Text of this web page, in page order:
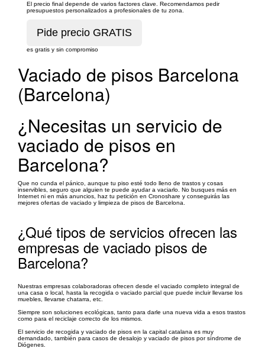
El precio final depende de varios factores clave. Recomendamos pedir
presupuestos personalizados a profesionales de tu zona.
es gratis y sin compromiso
Vaciado de pisos Barcelona
(Barcelona)
¿Necesitas un servicio de
vaciado de pisos en
Barcelona?
Que no cunda el pánico, aunque tu piso esté todo lleno de trastos y cosas
inservibles, seguro que alguien te puede ayudar a vaciarlo. No busques más en
Internet ni en más anuncios, haz tu petición en Cronoshare y conseguirás las
mejores ofertas de vaciado y limpieza de pisos de Barcelona.
¿Qué tipos de servicios ofrecen las
empresas de vaciado pisos de
Barcelona?
Nuestras empresas colaboradoras ofrecen desde el vaciado completo integral de
una casa o local, hasta la recogida o vaciado parcial que puede incluir llevarse los
muebles, llevarse chatarra, etc.
Siempre son soluciones ecológicas, tanto para darle una nueva vida a esos trastos
como para el reciclaje correcto de los mismos.
El servicio de recogida y vaciado de pisos en la capital catalana es muy
demandado, también para casos de desalojo y vaciado de pisos por síndrome de
Diógenes.